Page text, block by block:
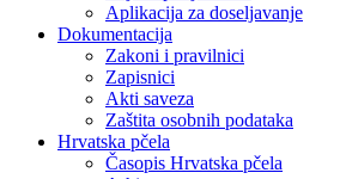
Aplikacija za doseljavanje
Dokumentacija
Zakoni i pravilnici
Zapisnici
Akti saveza
Zaštita osobnih podataka
Hrvatska pčela
Časopis Hrvatska pčela